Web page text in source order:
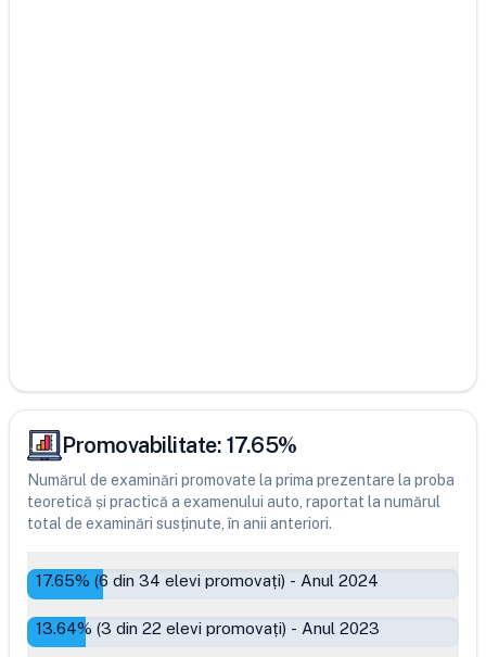
Promovabilitate: 17.65%
Numărul de examinări promovate la prima prezentare la proba
teoretică și practică a examenului auto, raportat la numărul
total de examinări susținute, în anii anteriori.
17.65% (6 din 34 elevi promovați) - Anul 2024
13.64% (3 din 22 elevi promovați) - Anul 2023